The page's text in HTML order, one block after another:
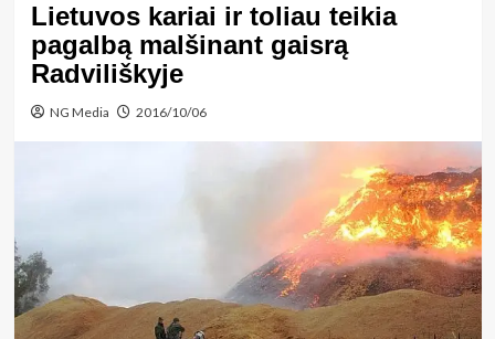
Lietuvos kariai ir toliau teikia
pagalbą malšinant gaisrą
Radviliškyje
NG Media 2016/10/06